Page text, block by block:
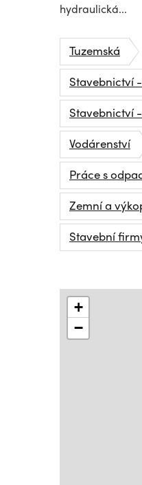
hydraulická...
Tuzemská
Stavebnictví
Stavebnictví
Vodárenství
Práce s
Zemní a
Stavební
+
−